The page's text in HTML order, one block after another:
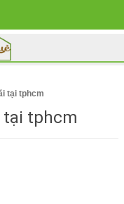
tại tphcm
tại tphcm